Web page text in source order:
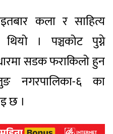
कला र साहित्य
। पञ्चकोट पुग्ने
सडक फराकिलो हुन
नगरपालिका-६ का
छ ।